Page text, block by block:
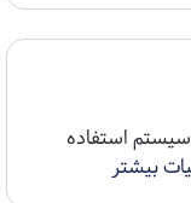
سیستم استفاده
بیشتر